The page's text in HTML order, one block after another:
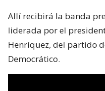
Allí recibirá la banda
liderada por el
Henríquez, del partido
Democrático.